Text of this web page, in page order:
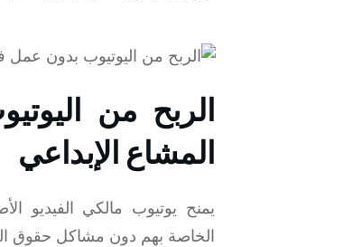
الربح من
المشاع الإبداعي
يمنح يوتيوب مالكي الفيديو
الخاصة بهم دون مشاكل حقوق